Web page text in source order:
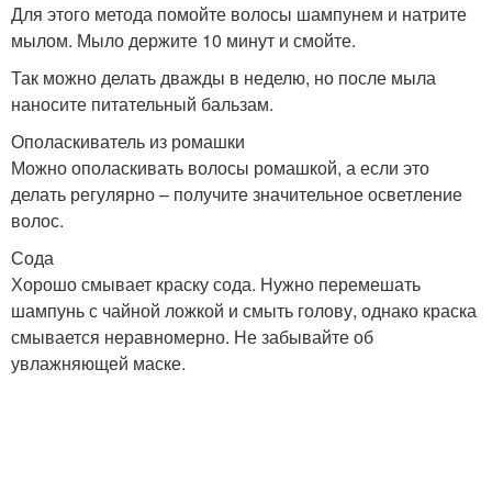
Для этого метода помойте волосы шампунем и натрите
мылом. Мыло держите 10 минут и смойте.
Так можно делать дважды в неделю, но после мыла
наносите питательный бальзам.
Ополаскиватель из ромашки
Можно ополаскивать волосы ромашкой, а если это
делать регулярно – получите значительное осветление
волос.
Сода
Хорошо смывает краску сода. Нужно перемешать
шампунь с чайной ложкой и смыть голову, однако краска
смывается неравномерно. Не забывайте об
увлажняющей маске.